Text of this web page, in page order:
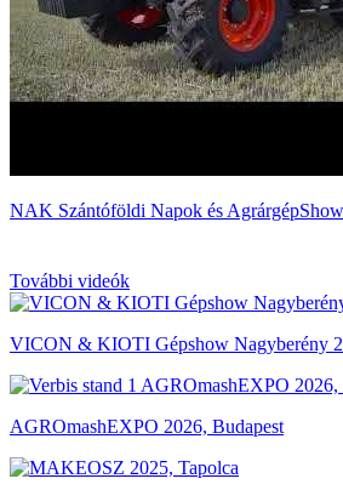
NAK Szántóföldi Napok és
További videók
VICON & KIOTI Gépshow Nagyberény
AGROmashEXPO 2026, Budapest